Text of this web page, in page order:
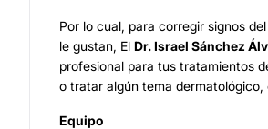
Por lo cual, para corregir signos
le gustan, El Dr. Israel Sánchez
profesional para tus tratamientos
o tratar algún tema dermatológico,
Equipo